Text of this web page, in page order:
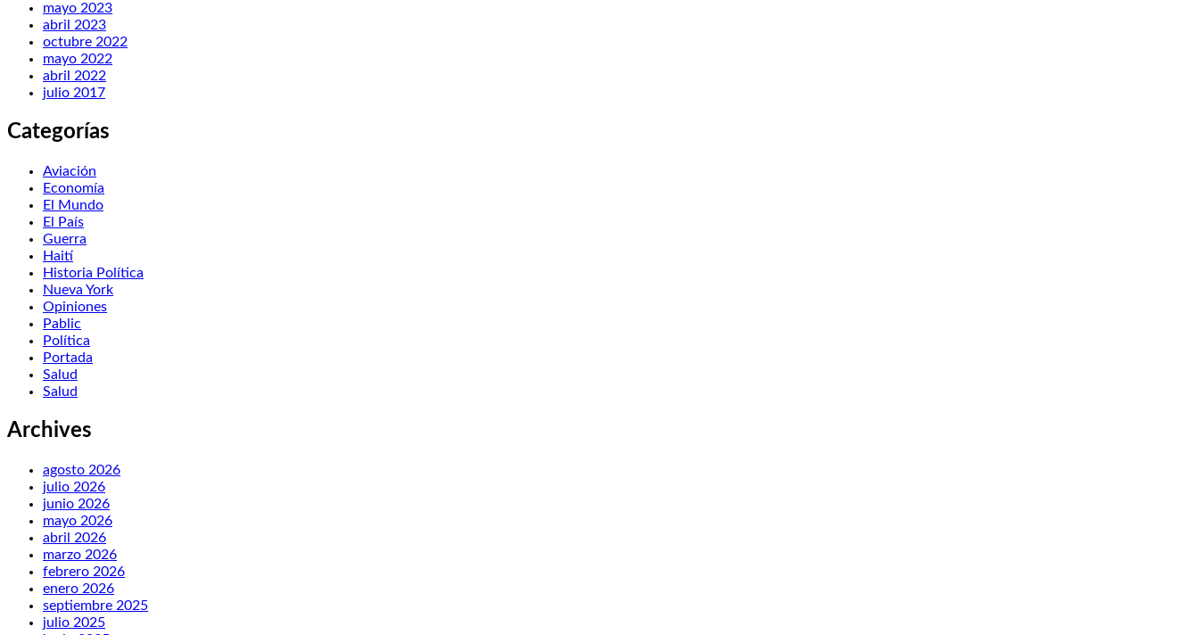
mayo 2023
abril 2023
octubre 2022
mayo 2022
abril 2022
julio 2017
Categorías
Aviación
Economía
El Mundo
El País
Guerra
Haití
Historia Política
Nueva York
Opiniones
Pablic
Política
Portada
Salud
Salud
Archives
agosto 2026
julio 2026
junio 2026
mayo 2026
abril 2026
marzo 2026
febrero 2026
enero 2026
septiembre 2025
julio 2025